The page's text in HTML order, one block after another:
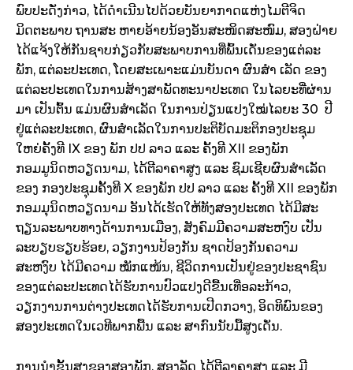
ພົບ​ປະ​​ດັ່ງ​ກ່າວ​, ໄດ້​ດຳ​ເນີນ​ໄປດ້ວຍ​ບັນ​ຍາ​ກາດ​ແຫ່ງໄມຕີ​ຈິດ
ມິດຕະພາບ ຖານ​ສະ ຫາຍອ້າຍ​ນ້ອງອັນ​ສະ​ໜິດ​ສະ​ໜົມ, ສອງຝ່າຍ
ໄດ້ແຈ້ງໃຫ້ກັນຊາບກ່ຽວກັບສະພາບການທີ່ພົ້ນເດັ່ນຂອງແຕ່ລະ
ພັກ, ​ ແຕ່ລະປະເທດ, ໂດຍສະເພາະແມ່ນບັນດາ ຜົນສຳ ເລັດ ຂອງ
ແຕ່ລະປະເທດໃນການສ້າງສາພັດທະນາປະເທດ ໃນໄລຍະທີ່ຜ່ານ
ມາ ເປັນຕົ້ນ ແມ່ນຜົນສຳເລັດ ໃນການປ່ຽນແປງໃໝ່ໄລຍະ 30 ປີ
ຢູ່ແຕ່ລະປະເທດ, ຜົນສຳເລັດໃນການປະຕິບັດມະຕິກອງປະຊຸມ
ໃຫຍ່ຄັ້ງທີ IX ຂອງ ພັກ ປປ ລາວ ແລະ ຄັ້ງທີ XII ຂອງພັກ
ກອມມູນິດຫວຽດນາມ, ໄດ້ຕີລາຄາສູງ ແລະ ຊົມເຊີຍຜົນສຳເລັດ
ຂອງ ກອງປະຊຸມຄັ້ງທີ X ຂອງພັກ ປປ ລາວ ແລະ ຄັ້ງທີ XII ຂອງພັກ
ກອມມຸນິດຫວຽດນາມ ອັນໄດ້ເຮັດໃຫ້ທັງສອງປະເທດ ໄດ້ມີສະ
ຖຽນລະພາບທາງດ້ານການເມືອງ, ສັງຄົມມີຄວາມສະຫງົບ ເປັນ
ລະບຽບຮຽບຮ້ອຍ, ວຽກງານປ້ອງກັນ ຊາດປ້ອງກັນຄວາມ
ສະຫງົບ ໄດ້ມີຄວາມ ໝັກແໜ້ນ, ຊີວິດການເປັນຢູ່ຂອງປະຊາຊົນ
ຂອງແຕ່ລະປະເທດໄດ້ຮັບການປົວແປງດີຂື້ນເທື່ອລະກ້າວ,
ວຽກງານການຕ່າງປະເທດໄດ້ຮັບການເປີດກວາງ, ອິດທິພົນຂອງ
ສອງປະເທດໃນເວທີພາກພື້ນ ແລະ ສາກົນນັບມື້ສູງເດັ່ນ.
ການນຳຂັ້ນສູງຂອງສອງພັກ, ສອງລັດ ໄດ້ຕີລາຄາສູງ ແລະ ມີ